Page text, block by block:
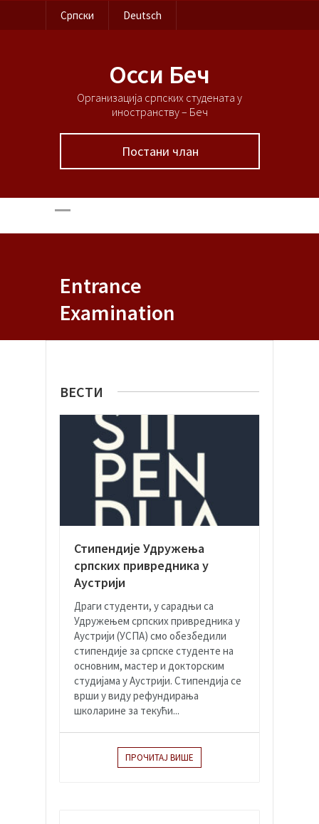
Српски Deutsch
Осси Беч
Организација српских студената у
иностранству – Беч
Постани члан
Entrance
Examination
ВЕСТИ
Стипендије Удружења
српских привредника у
Аустрији
Драги студенти, у сарадњи са
Удружењем српских привредника у
Аустрији (УСПА) смо обезбедили
стипендије за српске студенте на
основним, мастер и докторским
студијама у Аустрији. Стипендија се
врши у виду рефундирања
школарине за текући...
ПРОЧИТАЈ ВИШЕ